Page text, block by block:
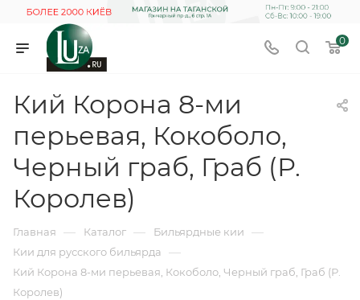
0
Кий Корона 8-ми
перьевая, Кокоболо,
Черный граб, Граб (Р.
Королев)
Главная — Каталог — Бильярдные кии —
Кии для русского бильярда —
Кий Корона 8-ми перьевая, Кокоболо, Черный граб, Граб (Р.
Королев)